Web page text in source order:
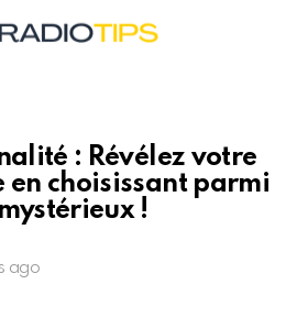
: Révélez votre
en choisissant parmi
!
ago